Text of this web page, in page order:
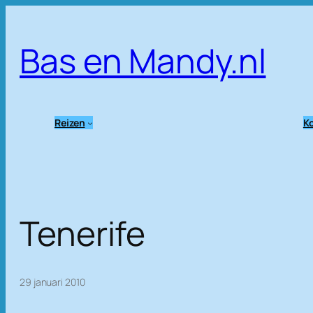
inhoud
Bas en Mandy.nl
Reizen
Tenerife
29 januari 2010